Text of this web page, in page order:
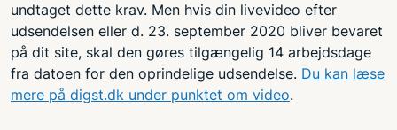
undtaget dette krav. Men hvis din livevideo efter
udsendelsen eller d. 23. september 2020 bliver bevaret
på dit site, skal den gøres tilgængelig 14 arbejdsdage
fra datoen for den oprindelige udsendelse. Du kan læse
mere på digst.dk under punktet om video.